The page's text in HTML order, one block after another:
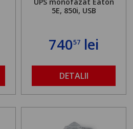
5E, 850i, USB
74057 lei
DETALII